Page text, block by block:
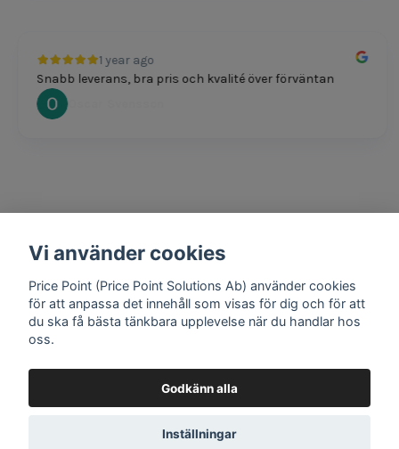
1 year ago
Snabb leverans, bra pris och kvalité över förväntan
Oscar Svensson
1 year ago
Mathias Johansson
Google review widgetby
Vi använder cookies
Price Point (Price Point Solutions Ab) använder cookies
för att anpassa det innehåll som visas för dig och för att
du ska få bästa tänkbara upplevelse när du handlar hos
oss.
Godkänn alla
Inställningar